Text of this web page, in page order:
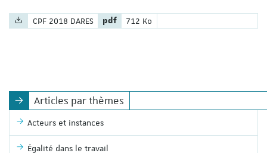
Nom du fichier :
CPF 2018 DARES Extension du fichier :
pdf Poids du fichier :
712 Ko
Articles par thèmes
Acteurs et instances
Égalité dans le travail